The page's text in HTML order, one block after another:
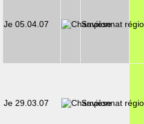
Je 05.04.07 Savièse
Je 29.03.07 Savièse